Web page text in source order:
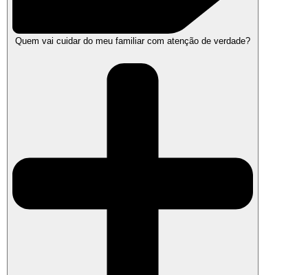
Quem vai cuidar do meu familiar com atenção de verdade?